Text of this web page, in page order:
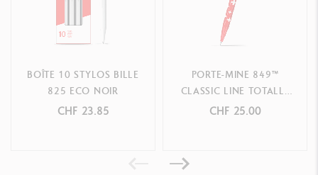
BOÎTE 10 STYLOS BILLE
825 ECO NOIR
CHF 23.85
PORTE-MINE 849™
CLASSIC LINE TOTALLY
SWISS
CHF 25.00